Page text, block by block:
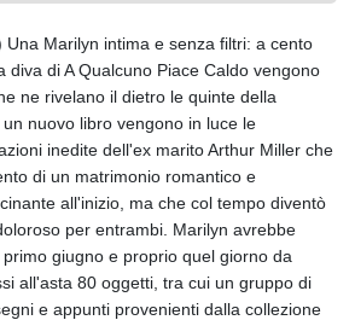
Una Marilyn intima e senza filtri: a cento
diva di A Qualcuno Piace Caldo vengono
ne rivelano il dietro le quinte della
nuovo libro vengono in luce le
inedite dell'ex marito Arthur Miller che
di un matrimonio romantico e
all'inizio, ma che col tempo diventò
per entrambi. Marilyn avrebbe
giugno e proprio quel giorno da
all'asta 80 oggetti, tra cui un gruppo di
e appunti provenienti dalla collezione